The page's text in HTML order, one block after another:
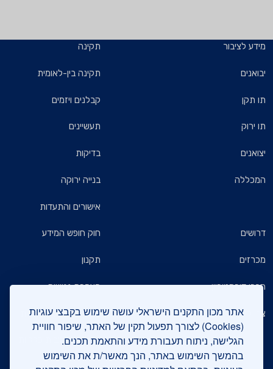
אתר מכון התקנים הישראלי עושה שימוש בקבצי עוגיות
(Cookies) לצורך תפעול תקין של האתר, שיפור חוויית
הגלישה, ניתוח תעבורת מידע והתאמת תכנים.
בהמשך השימוש באתר, הנך מאשר/ת את השימוש
מידע לציבור
יבואנים
תו תקן
תו ירוק
יצואנים
המכללה
תקינה
תקינה בין-לאומית
קבלנים ויזמים
תעשיינים
בדיקות
בנייה ירוקה
אישורים והתעדות
דרושים
מכרזים
חברי דירקטוריון
צרו קשר
חוק חופש המידע
תקנון
הצהרת נגישות
מדיניות הגנת הפרטיות
שאלות ותשובות כלליות